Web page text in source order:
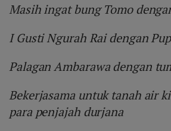
Masih ingat bung Tomo
I Gusti Ngurah Rai dengan
Palagan Ambarawa dengan
Bekerjasama untuk tanah air
para penjajah durjana